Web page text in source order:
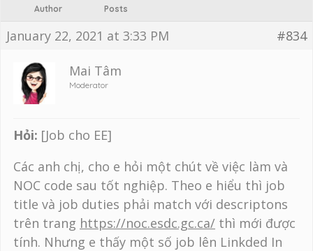
Author Posts
January 22, 2021 at 3:33 PM #834
Mai Tâm
Moderator
Hỏi: [Job cho EE]
Các anh chị, cho e hỏi một chút về việc làm và
NOC code sau tốt nghiệp. Theo e hiểu thì job
title và job duties phải match với descriptons
trên trang https://noc.esdc.gc.ca/ thì mới được
tính. Nhưng e thấy một số job lên Linkded In